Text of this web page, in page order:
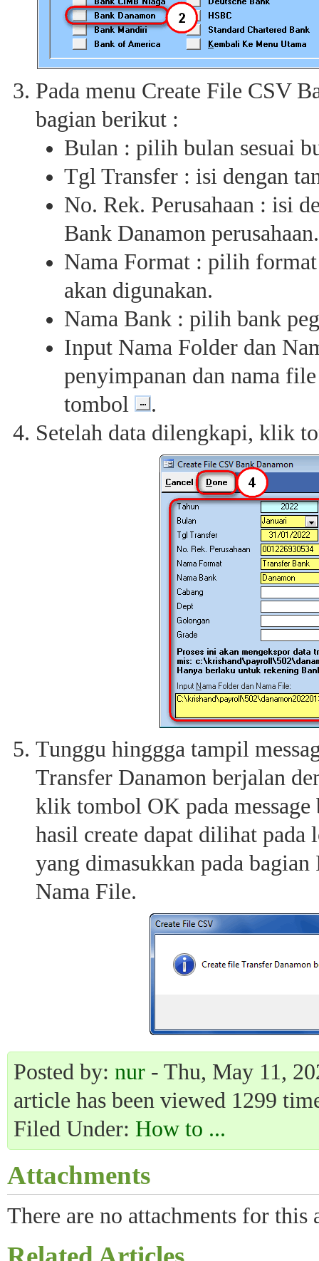
Pada menu Create File CSV
bagian berikut :
Bulan : pilih bulan sesuai
Tgl Transfer : isi dengan
No. Rek. Perusahaan : isi
Bank Danamon perusahaan.
Nama Format : pilih
akan digunakan.
Nama Bank : pilih bank
Input Nama Folder dan
penyimpanan dan nama
tombol
.
Setelah data dilengkapi, klik
Tunggu hinggga tampil
Transfer Danamon berjalan
klik tombol OK pada
hasil create dapat dilihat pada
yang dimasukkan pada
Nama File.
Posted by: nur - Thu, May 11,
article has been viewed 1299
Filed Under: How to ...
Attachments
There are no attachments for this